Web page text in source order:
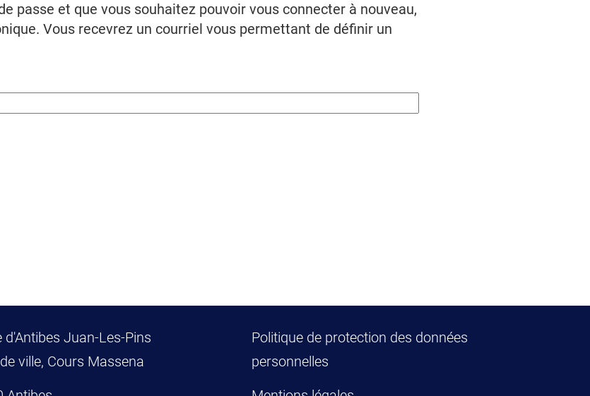
passe et que vous souhaitez pouvoir vous connecter à nouveau,
Vous recevrez un courriel vous permettant de définir un
d'Antibes Juan-Les-Pins
ville, Cours Massena
Politique de protection des données
personnelles